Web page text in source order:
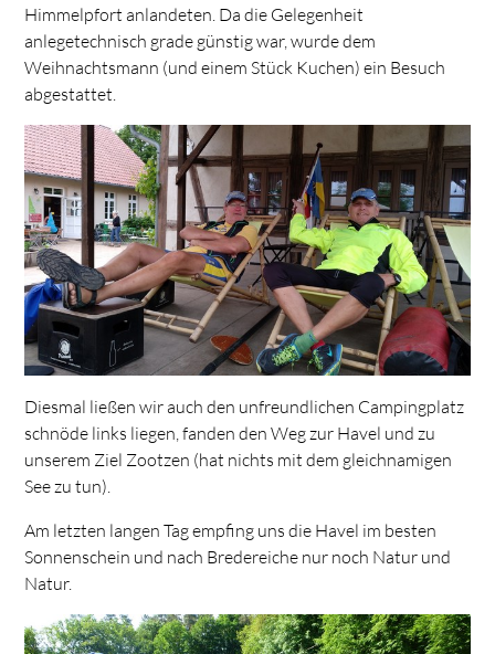
Himmelpfort anlandeten. Da die Gelegenheit
anlegetechnisch grade günstig war, wurde dem
Weihnachtsmann (und einem Stück Kuchen) ein Besuch
abgestattet.
Diesmal ließen wir auch den unfreundlichen Campingplatz
schnöde links liegen, fanden den Weg zur Havel und zu
unserem Ziel Zootzen (hat nichts mit dem gleichnamigen
See zu tun).
Am letzten langen Tag empfing uns die Havel im besten
Sonnenschein und nach Bredereiche nur noch Natur und
Natur.